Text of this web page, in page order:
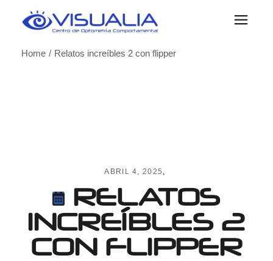
Home
Relatos increíbles 2 con flipper
ABRIL 4, 2025
RELATOS
INCREÍBLES 2
CON FLIPPER